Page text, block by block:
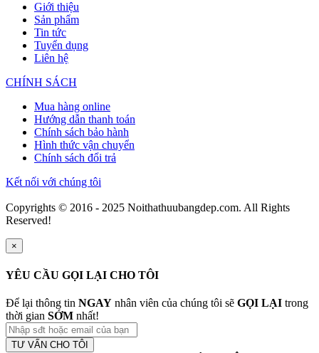
Giới thiệu
Sản phẩm
Tin tức
Tuyển dụng
Liên hệ
CHÍNH SÁCH
Mua hàng online
Hướng dẫn thanh toán
Chính sách bảo hành
Hình thức vận chuyển
Chính sách đổi trả
Kết nối với chúng tôi
Copyrights © 2016 - 2025 Noithathuubangdep.com. All Rights
Reserved!
×
YÊU CẦU GỌI LẠI CHO TÔI
Để lại thông tin NGAY nhân viên của chúng tôi sẽ GỌI LẠI trong
thời gian SỚM nhất!
TƯ VẤN CHO TÔI